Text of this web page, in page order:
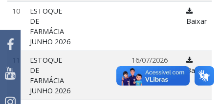
10
ESTOQUE
DE
FARMÁCIA
JUNHO 2026
Baixar
ESTOQUE
DE
FARMÁCIA
JUNHO 2026
16/07/2026
16:12
Baixar